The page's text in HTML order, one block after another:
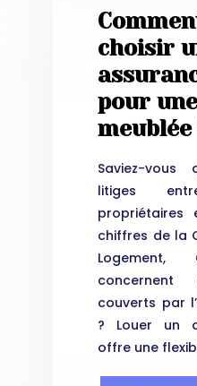
choisir
pour
meublée
Saviez-vous
litiges
propriétaires
chiffres de la
couverts par
? Louer un
offre une